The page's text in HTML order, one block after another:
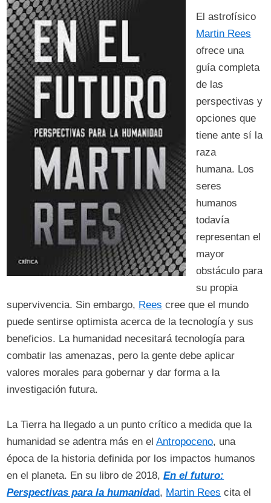
El astrofísico
Martin Rees
ofrece una
guía completa
de las
perspectivas y
opciones que
tiene ante sí la
raza
humana. Los
seres
humanos
todavía
representan el
mayor
obstáculo para
su propia
supervivencia. Sin embargo, Rees cree que el mundo
puede sentirse optimista acerca de la tecnología y sus
beneficios. La humanidad necesitará tecnología para
combatir las amenazas, pero la gente debe aplicar
valores morales para gobernar y dar forma a la
investigación futura.
La Tierra ha llegado a un punto crítico a medida que la
humanidad se adentra más en elAntropoceno, una
época de la historia definida por los impactos humanos
en el planeta. En su libro de 2018,En el futuro:
Perspectivas para la humanidad, Martin Rees cita el